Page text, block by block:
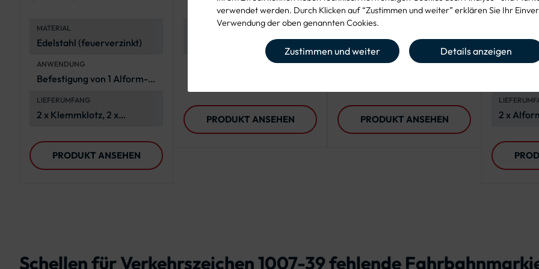
verwendet werden. Durch Klicken auf “Zustimmen und weiter” erklären Sie Ihr
Verwendung der oben genannten Cookies.
Zustimmen und weiter Details anzeigen
MATERIAL
Edelstahl (feuerverzinkt)
ANWENDUNG
Befestigung von 1 Alform-
LIEFERUMFANG
2 x Klemmklotz, 2 x
Spannschloss, 2 x 1 Meter
Stahlband
PRODUKT ANSEHEN
Rundform-Schild
ANWENDUNG
Befestigung von Rundform-
Projekte
PRODUKT ANSEHEN
Rundform-Schilder
ANWENDUNG
Befestigung von zwei
Rundform-Schildern an
EINSATZBEREICH
Projekte, vielfältige
Außenanwendungen
PRODUKT ANSEHEN
2 x
Schellen für Verkehrszeichen 1007-39 fehlende